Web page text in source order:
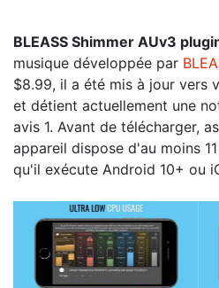
BLEASS Shimmer AUv3
musique développée par
$8.99, il a été mis à jour vers
et détient actuellement une
avis 1. Avant de télécharger,
appareil dispose d'au moins
qu'il exécute Android 10+ ou